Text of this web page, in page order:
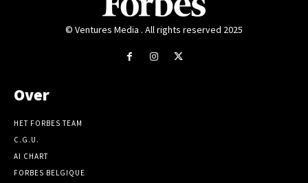
© Ventures Media . All rights reserved 2025
Over
HET FORBES TEAM
C.G.U.
AI CHART
FORBES BELGIQUE